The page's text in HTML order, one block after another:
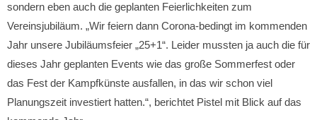
sondern eben auch die geplanten Feierlichkeiten zum
Vereinsjubiläum. „Wir feiern dann Corona-bedingt im kommenden
Jahr unsere Jubiläumsfeier „25+1“. Leider mussten ja auch die für
dieses Jahr geplanten Events wie das große Sommerfest oder
das Fest der Kampfkünste ausfallen, in das wir schon viel
Planungszeit investiert hatten.“, berichtet Pistel mit Blick auf das